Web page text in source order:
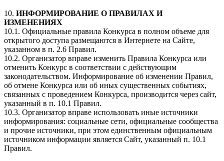
10. ИНФОРМИРОВАНИЕ О ПРАВИЛАХ И
ИЗМЕНЕНИЯХ
10.1. Официальные правила Конкурса в полном объеме для
открытого доступа размещаются в Интернете на Сайте,
указанном в п. 2.6 Правил.
10.2. Организатор вправе изменить Правила Конкурса или
отменить Конкурс в соответствии с действующим
законодательством. Информирование об изменении Правил,
об отмене Конкурса или об иных существенных событиях,
связанных с проведением Конкурса, производится через сайт,
указанный в п. 10.1 Правил.
10.3. Организатор вправе использовать иные источники
информирования: социальные сети, официальные сообщества
и прочие источники, при этом единственным официальным
источником информации является Сайт, указанный п. 10.1
Правил.